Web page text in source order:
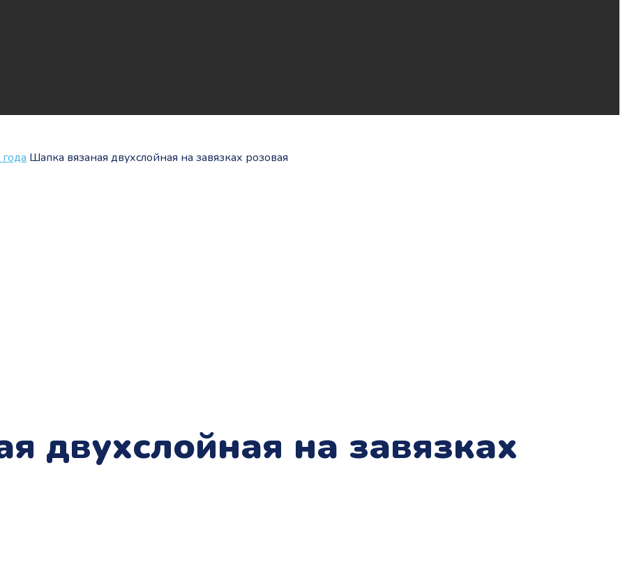
Шапка вязаная двухслойная на завязках розовая
двухслойная на завязках